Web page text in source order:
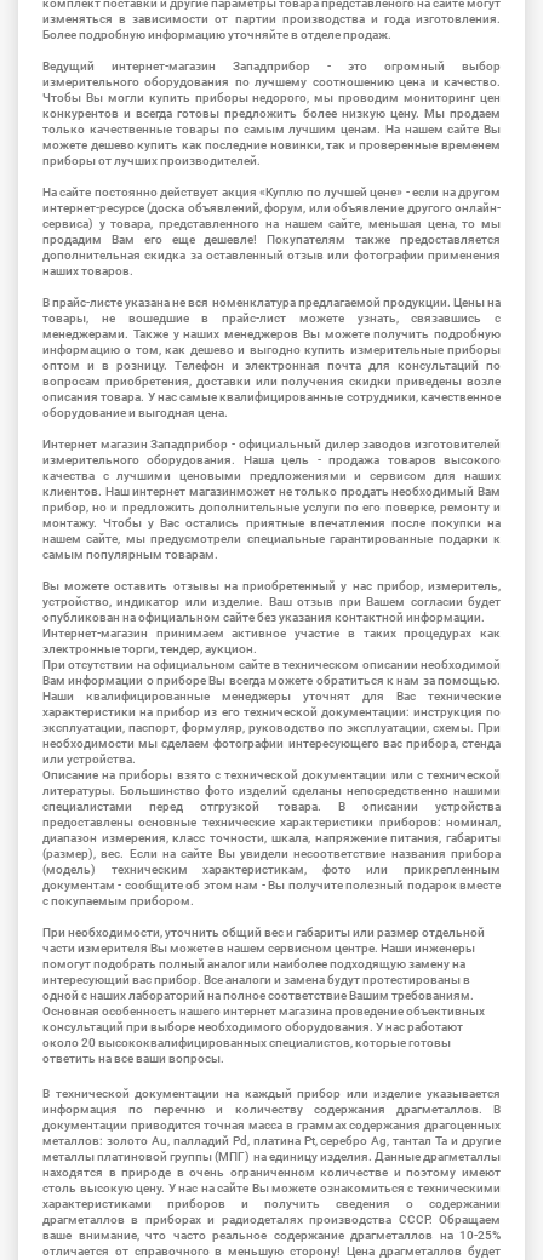
комплект поставки и другие параметры товара представленого на сайте могут
изменяться в зависимости от партии производства и года изготовления.
Более подробную информацию уточняйте в отделе продаж.
Ведущий интернет-магазин Западприбор - это огромный выбор
измерительного оборудования по лучшему соотношению цена и качество.
Чтобы Вы могли купить приборы недорого, мы проводим мониторинг цен
конкурентов и всегда готовы предложить более низкую цену. Мы продаем
только качественные товары по самым лучшим ценам. На нашем сайте Вы
можете дешево купить как последние новинки, так и проверенные временем
приборы от лучших производителей.
На сайте постоянно действует акция «Куплю по лучшей цене» - если на другом
интернет-ресурсе (доска объявлений, форум, или объявление другого онлайн-
сервиса) у товара, представленного на нашем сайте, меньшая цена, то мы
продадим Вам его еще дешевле! Покупателям также предоставляется
дополнительная скидка за оставленный отзыв или фотографии применения
наших товаров.
В прайс-листе указана не вся номенклатура предлагаемой продукции. Цены на
товары, не вошедшие в прайс-лист можете узнать, связавшись с
менеджерами. Также у наших менеджеров Вы можете получить подробную
информацию о том, как дешево и выгодно купить измерительные приборы
оптом и в розницу. Телефон и электронная почта для консультаций по
вопросам приобретения, доставки или получения скидки приведены возле
описания товара. У нас самые квалифицированные сотрудники, качественное
оборудование и выгодная цена.
Интернет магазин Западприбор - официальный дилер заводов изготовителей
измерительного оборудования. Наша цель - продажа товаров высокого
качества с лучшими ценовыми предложениями и сервисом для наших
клиентов. Наш интернет магазинможет не только продать необходимый Вам
прибор, но и предложить дополнительные услуги по его поверке, ремонту и
монтажу. Чтобы у Вас остались приятные впечатления после покупки на
нашем сайте, мы предусмотрели специальные гарантированные подарки к
самым популярным товарам.
Вы можете оставить отзывы на приобретенный у нас прибор, измеритель,
устройство, индикатор или изделие. Ваш отзыв при Вашем согласии будет
опубликован на официальном сайте без указания контактной информации.
Интернет-магазин принимаем активное участие в таких процедурах как
электронные торги, тендер, аукцион.
При отсутствии на официальном сайте в техническом описании необходимой
Вам информации о приборе Вы всегда можете обратиться к нам за помощью.
Наши квалифицированные менеджеры уточнят для Вас технические
характеристики на прибор из его технической документации: инструкция по
эксплуатации, паспорт, формуляр, руководство по эксплуатации, схемы. При
необходимости мы сделаем фотографии интересующего вас прибора, стенда
или устройства.
Описание на приборы взято с технической документации или с технической
литературы. Большинство фото изделий сделаны непосредственно нашими
специалистами перед отгрузкой товара. В описании устройства
предоставлены основные технические характеристики приборов: номинал,
диапазон измерения, класс точности, шкала, напряжение питания, габариты
(размер), вес. Если на сайте Вы увидели несоответствие названия прибора
(модель) техническим характеристикам, фото или прикрепленным
документам - сообщите об этом нам - Вы получите полезный подарок вместе
с покупаемым прибором.
При необходимости, уточнить общий вес и габариты или размер отдельной
части измерителя Вы можете в нашем сервисном центре. Наши инженеры
помогут подобрать полный аналог или наиболее подходящую замену на
интересующий вас прибор. Все аналоги и замена будут протестированы в
одной с наших лабораторий на полное соответствие Вашим требованиям.
Основная особенность нашего интернет магазина проведение объективных
консультаций при выборе необходимого оборудования. У нас работают
около 20 высококвалифицированных специалистов, которые готовы
ответить на все ваши вопросы.
В технической документации на каждый прибор или изделие указывается
информация по перечню и количеству содержания драгметаллов. В
документации приводится точная масса в граммах содержания драгоценных
металлов: золото Au, палладий Pd, платина Pt, серебро Ag, тантал Ta и другие
металлы платиновой группы (МПГ) на единицу изделия. Данные драгметаллы
находятся в природе в очень ограниченном количестве и поэтому имеют
столь высокую цену. У нас на сайте Вы можете ознакомиться с техническими
характеристиками приборов и получить сведения о содержании
драгметаллов в приборах и радиодеталях производства СССР. Обращаем
ваше внимание, что часто реальное содержание драгметаллов на 10-25%
отличается от справочного в меньшую сторону! Цена драгметаллов будет